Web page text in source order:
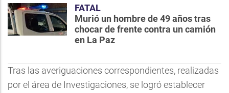
FATAL
Murió un hombre de 49 años tras
chocar de frente contra un camión
en La Paz
Tras las averiguaciones correspondientes, realizadas
por el área de Investigaciones, se logró establecer